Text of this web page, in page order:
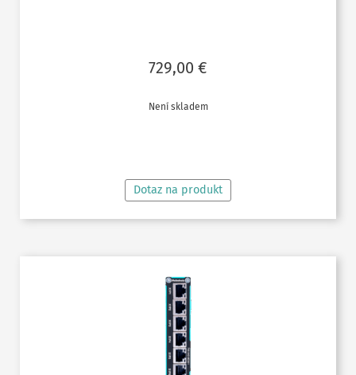
729,00 €
Není skladem
Dotaz na produkt